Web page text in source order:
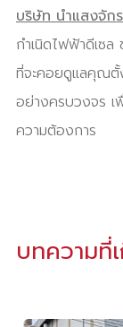
บริษัท นำแสงจัก
กำเนิดไฟฟ้าดีเซ
ที่จะคอยดูแลคุณตั้
อย่างครบวงจร
ความต้องการ
บทความที่